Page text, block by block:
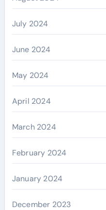
July 2024
June 2024
May 2024
April 2024
March 2024
February 2024
January 2024
December 2023